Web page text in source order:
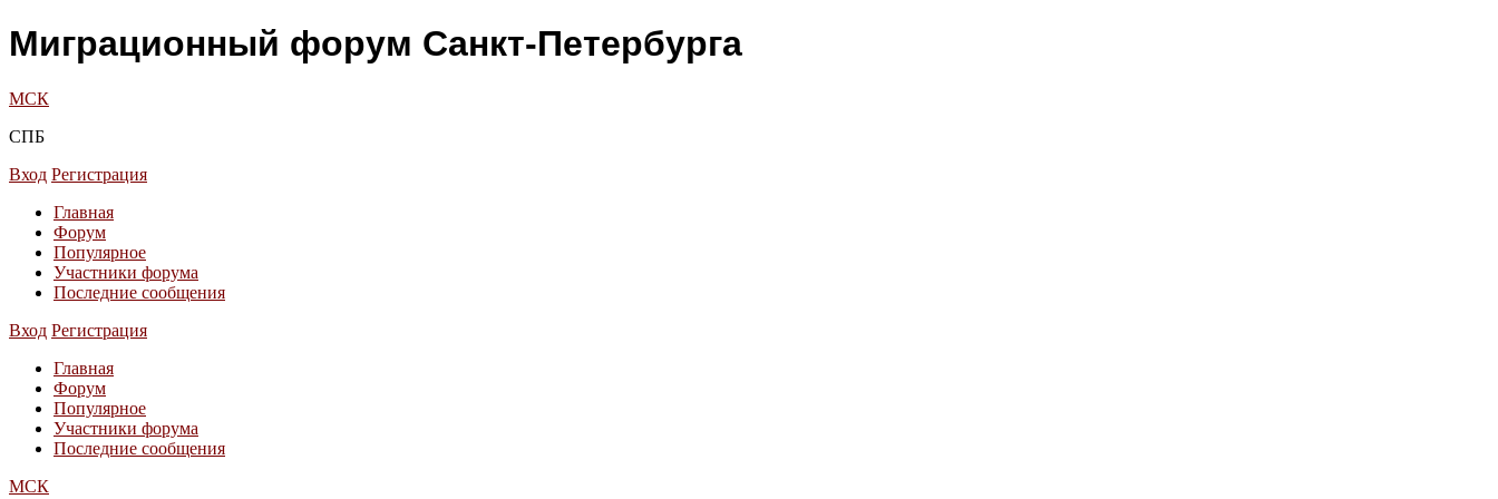
Миграционный форум Санкт-Петербурга
МСК
СПБ
Вход Регистрация
Главная
Форум
Популярное
Участники форума
Последние сообщения
Вход Регистрация
Главная
Форум
Популярное
Участники форума
Последние сообщения
МСК